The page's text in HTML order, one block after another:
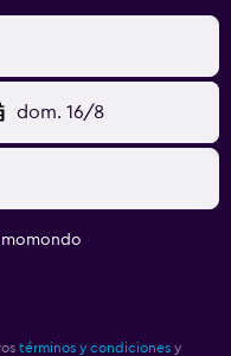
dom. 16/8
momondo
términos y condiciones y